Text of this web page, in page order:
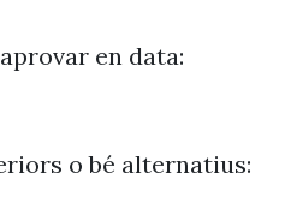
en data:
o bé alternatius: